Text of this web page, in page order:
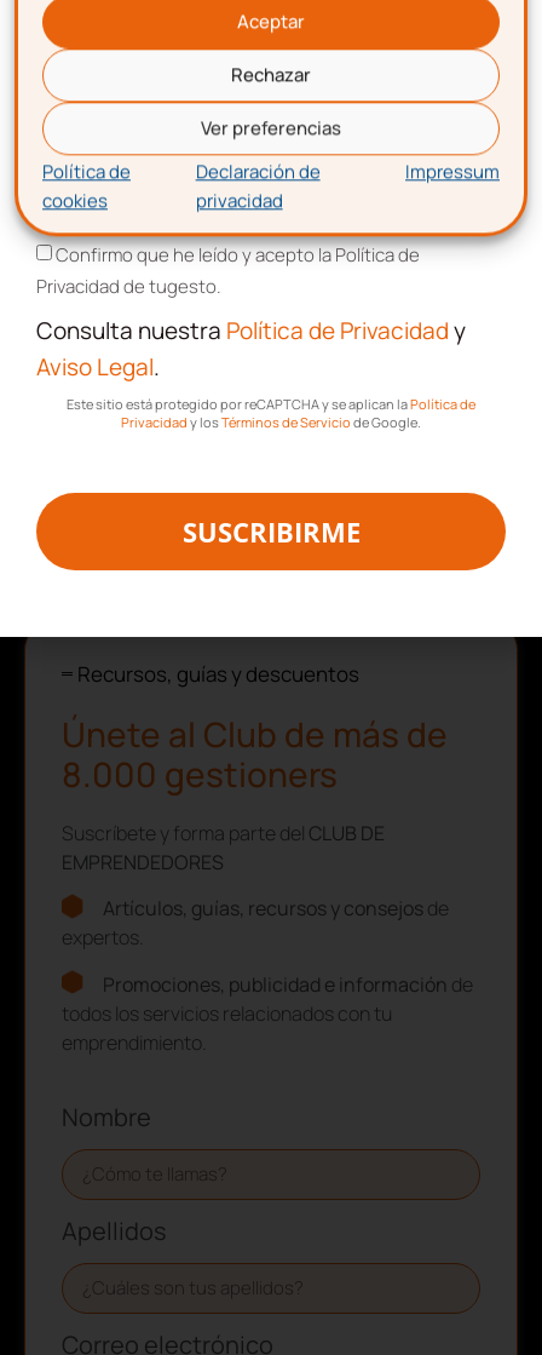
Aceptar
Rechazar
Ver preferencias
Política de
cookies
Declaración de
privacidad
Impressum
Contabilidad-
Fiscal
Laboral
Impagos
Consultas
I+D+I
Recursos, guías y descuentos
Únete al Club de más de
8.000 gestioners
Suscríbete y forma parte del CLUB DE
EMPRENDEDORES
Artículos, guías, recursos y consejosde
expertos.
Promociones, publicidad e información de
todos los servicios relacionados con tu
emprendimiento.
Nombre
Apellidos
Correo electrónico
Correo electrónico
Aceptación de términos y condiciones
Confirmo que he leído y acepto la Política de
Privacidad de tugesto.
Consulta nuestra Política de Privacidady
Aviso Legal.
Este sitio está protegido por reCAPTCHA y se aplican laPolítica de
Privacidad y losTérminos de Servicio de Google.
SUSCRIBIRME